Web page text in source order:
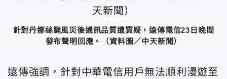
針對丹娜絲颱風災後通訊品質遭質疑，遠傳電信23日晚間
發布聲明回應。（資料圖／中天新聞）
遠傳強調，針對中華電信用戶無法順利漫遊至